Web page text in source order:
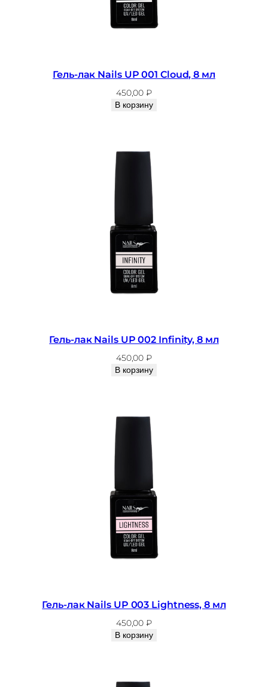
Гель-лак Nails UP 001 Cloud, 8 мл
450,00₽
В корзину
Гель-лак Nails UP 002 Infinity, 8 мл
450,00₽
В корзину
Гель-лак Nails UP 003 Lightness, 8 мл
450,00₽
В корзину